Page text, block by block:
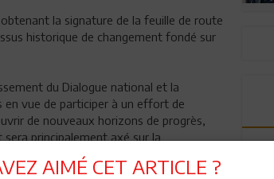
la signature de la feuille de route
historique de changement fondé sur
du Dialogue national et la
en vue de participer à un effort de
de nouveaux horizons de progrès,
principalement axé sur la
AIMÉ CET ARTICLE ?